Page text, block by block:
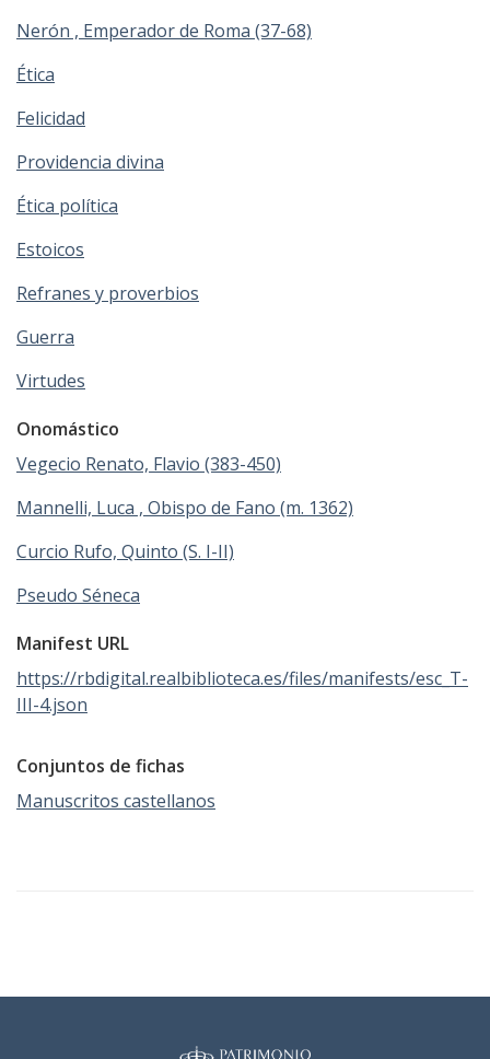
Nerón , Emperador de Roma (37-68)
Ética
Felicidad
Providencia divina
Ética política
Estoicos
Refranes y proverbios
Guerra
Virtudes
Onomástico
Vegecio Renato, Flavio (383-450)
Mannelli, Luca , Obispo de Fano (m. 1362)
Curcio Rufo, Quinto (S. I-II)
Pseudo Séneca
Manifest URL
https://rbdigital.realbiblioteca.es/files/manifests/esc_T-
III-4.json
Conjuntos de fichas
Manuscritos castellanos